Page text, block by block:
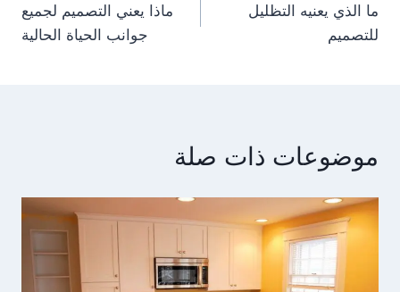
navigation
ما الذي يعنيه التظليل
للتصميم
ماذا يعني التصميم لجميع
جوانب الحياة الحالية
موضوعات ذات صلة